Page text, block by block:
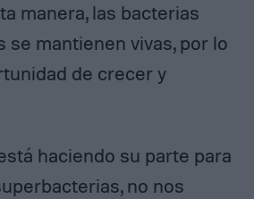
manera, las bacterias
se mantienen vivas, por lo
de crecer y
haciendo su parte para
no nos